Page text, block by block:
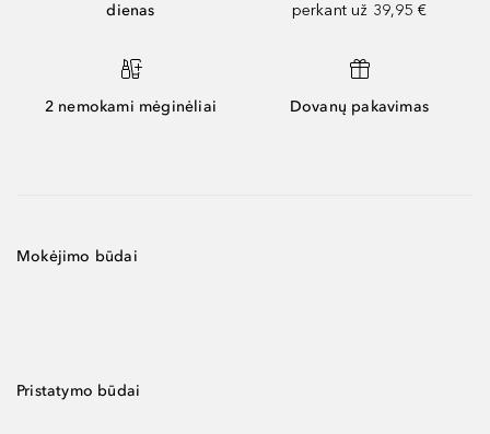
dienas
perkant už 39,95 €
2 nemokami mėginėliai Dovanų pakavimas
Mokėjimo būdai
Pristatymo būdai